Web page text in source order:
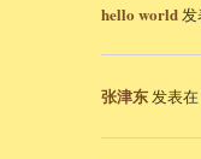
hello world发
张津东发表在